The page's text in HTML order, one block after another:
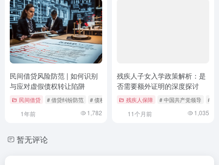
民间借贷风险防范 | 如何识别
与应对虚假债权转让陷阱
民间借贷 # 借贷纠纷防范 # 债权转让风险 # 民法典实务
1年前 1,782
残疾人子女入学政策解析：是
否需要额外证明的深度探讨
残疾人保障 # 中国共产党领导 # 入
11个月前 1,035
暂无评论